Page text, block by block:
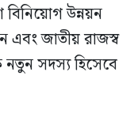
বিনিয়োগ উন্নয়ন
এবং জাতীয় রাজস্ব
সদস্য হিসেবে